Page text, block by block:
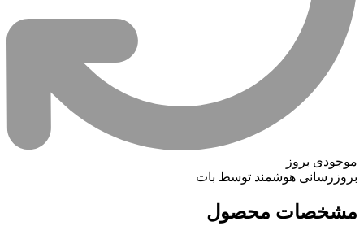
موجودی بروز
بروزرسانی هوشمند توسط بات
مشخصات محصول